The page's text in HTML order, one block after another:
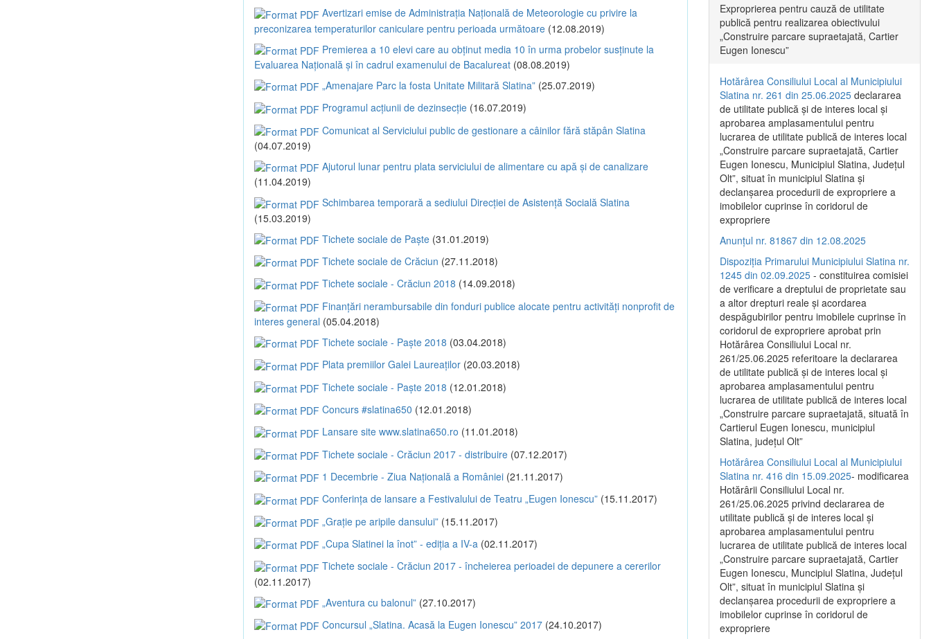
Avertizari emise de Administrația Națională de Meteorologie cu privire la
preconizarea temperaturilor caniculare pentru perioada următoare (12.08.2019)
Premierea a 10 elevi care au obținut media 10 în urma probelor susținute la
Evaluarea Națională și în cadrul examenului de Bacalureat (08.08.2019)
„Amenajare Parc la fosta Unitate Militară Slatina” (25.07.2019)
Programul acțiunii de dezinsecție (16.07.2019)
Comunicat al Serviciului public de gestionare a câinilor fără stăpân Slatina
(04.07.2019)
Ajutorul lunar pentru plata serviciului de alimentare cu apă și de canalizare
(11.04.2019)
Schimbarea temporară a sediului Direcției de Asistență Socială Slatina
(15.03.2019)
Tichete sociale de Paște (31.01.2019)
Tichete sociale de Crăciun (27.11.2018)
Tichete sociale - Crăciun 2018 (14.09.2018)
Finanțări nerambursabile din fonduri publice alocate pentru activități nonprofit de
interes general (05.04.2018)
Tichete sociale - Paște 2018 (03.04.2018)
Plata premiilor Galei Laureaților (20.03.2018)
Tichete sociale - Paște 2018 (12.01.2018)
Concurs #slatina650 (12.01.2018)
Lansare site www.slatina650.ro (11.01.2018)
Tichete sociale - Crăciun 2017 - distribuire (07.12.2017)
1 Decembrie - Ziua Națională a României (21.11.2017)
Conferința de lansare a Festivalului de Teatru „Eugen Ionescu” (15.11.2017)
„Grație pe aripile dansului” (15.11.2017)
„Cupa Slatinei la înot” - ediția a IV-a (02.11.2017)
Tichete sociale - Crăciun 2017 - încheierea perioadei de depunere a cererilor
(02.11.2017)
„Aventura cu balonul” (27.10.2017)
Concursul „Slatina. Acasă la Eugen Ionescu” 2017 (24.10.2017)
Exproprierea pentru cauză de utilitate
publică pentru realizarea obiectivului
„Construire parcare supraetajată, Cartier
Eugen Ionescu”
Hotărârea Consiliului Local al Municipiului
Slatina nr. 261 din 25.06.2025 declararea
de utilitate publică și de interes local și
aprobarea amplasamentului pentru
lucrarea de utilitate publică de interes local
„Construire parcare supraetajată, Cartier
Eugen Ionescu, Municipiul Slatina, Județul
Olt”, situat în municipiul Slatina și
declanșarea procedurii de expropriere a
imobilelor cuprinse în coridorul de
expropriere
Anunțul nr. 81867 din 12.08.2025
Dispoziția Primarului Municipiului Slatina nr.
1245 din 02.09.2025 - constituirea comisiei
de verificare a dreptului de proprietate sau
a altor drepturi reale și acordarea
despăgubirilor pentru imobilele cuprinse în
coridorul de expropriere aprobat prin
Hotărârea Consiliului Local nr.
261/25.06.2025 referitoare la declararea
de utilitate publică și de interes local și
aprobarea amplasamentului pentru
lucrarea de utilitate publică de interes local
„Construire parcare supraetajată, situată în
Cartierul Eugen Ionescu, municipiul
Slatina, județul Olt”
Hotărârea Consiliului Local al Municipiului
Slatina nr. 416 din 15.09.2025- modificarea
Hotărârii Consiliului Local nr.
261/25.06.2025 privind declararea de
utilitate publică și de interes local și
aprobarea amplasamentului pentru
lucrarea de utilitate publică de interes local
„Construire parcare supraetajată, Cartier
Eugen Ionescu, Muncipiul Slatina, Județul
Olt”, situat în municipiul Slatina și
declanșarea procedurii de expropriere a
imobilelor cuprinse în coridorul de
expropriere